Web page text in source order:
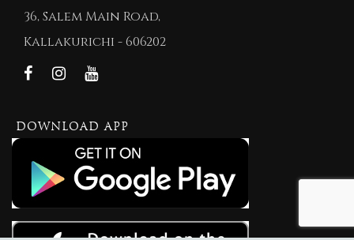
36, Salem Main Road,
Kallakurichi - 606202
DOWNLOAD APP